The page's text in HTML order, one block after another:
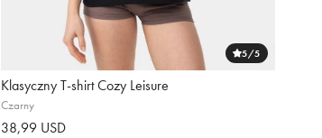
5/5
Klasyczny T-shirt Cozy Leisure
Czarny
38,99 USD